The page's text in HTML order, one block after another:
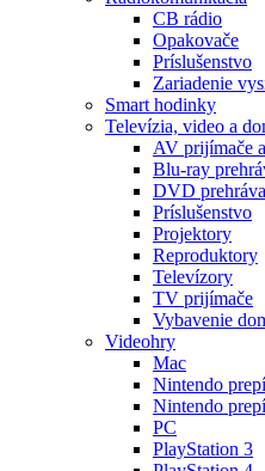
CB rádio
Opakovače
Príslušenstvo
Zariadenie
Smart hodinky
Televízia, video a
AV prijímače
Blu-ray
DVD
Príslušenstvo
Projektory
Reproduktory
Televízory
TV prijímače
Vybavenie
Videohry
Mac
Nintendo
Nintendo
PC
PlayStation 3